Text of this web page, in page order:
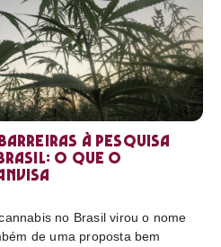
à pesquisa
o que o
no Brasil virou o nome
de uma proposta bem